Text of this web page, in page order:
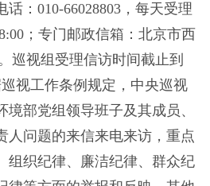
：010-66028803，每天受理
；专门邮政信箱：北京市西
巡视组受理信访时间截止到
视工作条例规定，中央巡视
部党组领导班子及其成员、
人问题的来信来电来访，重点
组织纪律、廉洁纪律、群众纪